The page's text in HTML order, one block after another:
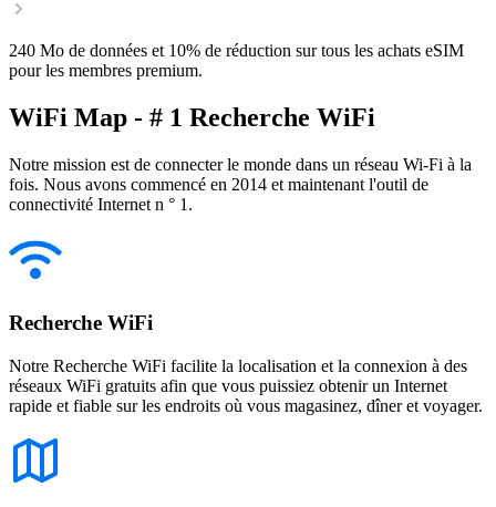
240 Mo de données et 10% de réduction sur tous les achats eSIM
pour les membres premium.
WiFi Map - # 1 Recherche WiFi
Notre mission est de connecter le monde dans un réseau Wi-Fi à la
fois. Nous avons commencé en 2014 et maintenant l'outil de
connectivité Internet n ° 1.
Recherche WiFi
Notre Recherche WiFi facilite la localisation et la connexion à des
réseaux WiFi gratuits afin que vous puissiez obtenir un Internet
rapide et fiable sur les endroits où vous magasinez, dîner et voyager.